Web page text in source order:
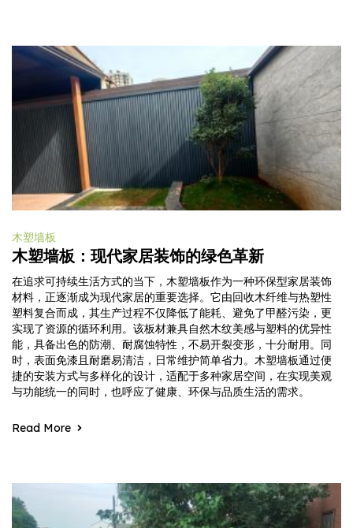
木塑墙板
木塑墙板：现代家居装饰的绿色革新
在追求可持续生活方式的当下，木塑墙板作为一种环保型家居装饰
材料，正逐渐成为现代家居的重要选择。它由回收木纤维与热塑性
塑料复合而成，其生产过程不仅降低了能耗、避免了甲醛污染，更
实现了资源的循环利用。该板材兼具自然木纹美感与塑料的优异性
能，具备出色的防潮、耐腐蚀特性，不易开裂变形，十分耐用。同
时，表面免漆且耐磨易清洁，日常维护简单省力。木塑墙板通过便
捷的安装方式与多样化的设计，适配于多种家居空间，在实现美观
与功能统一的同时，也呼应了健康、环保与品质生活的需求。
Read More